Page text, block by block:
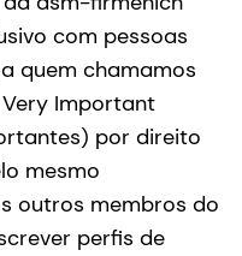
com pessoas
quem chamamos
Important
por direito
mesmo
outros membros do
perfis de